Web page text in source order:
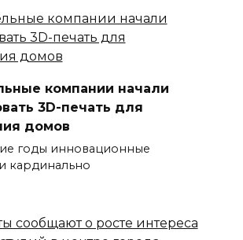
компании начали
3D-печать для
домов
годы инновационные
кардинально